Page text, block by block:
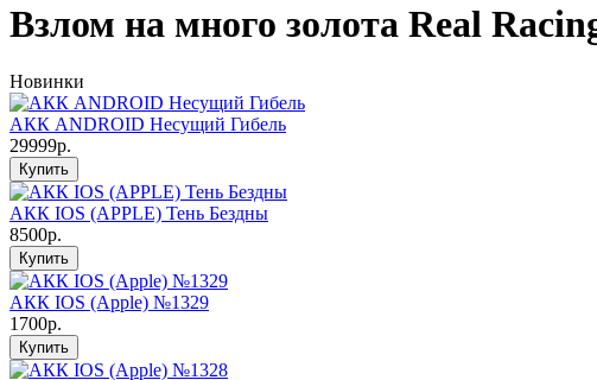
Взлом на много золота Real
Новинки
АКК ANDROID Несущий Гибель
29999р.
Купить
АКК IOS (APPLE) Тень Бездны
8500р.
Купить
АКК IOS (Apple) №1329
1700р.
Купить